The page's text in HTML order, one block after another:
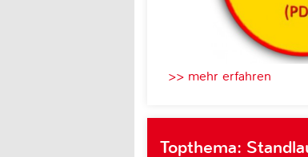
>> mehr erfahren
Topthema: